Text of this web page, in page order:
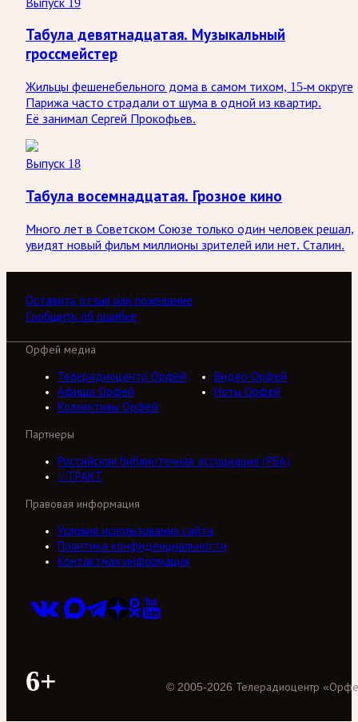
Табула девятнадцатая. Музыкальный
гроссмейстер
Жильцы фешенебельного дома в самом тихом, 15-м округе
Парижа часто страдали от шума в одной из квартир.
Её занимал Сергей Прокофьев.
Выпуск 18
Табула восемнадцатая. Грозное кино
Много лет в Советском Союзе только один человек решал,
увидят новый фильм миллионы зрителей или нет. Сталин.
Оставить отзыв или пожелание
Сообщить об ошибке
Орфей медиа
Телерадиоцентр Орфей
Видео Орфей
Афиша Орфей
Ноты Орфей
Коллективы Орфей
Партнеры
Российская библиотечная ассоциация (РБА)
///ТРАКТ
Правовая информация
Условия использования сайта
Политика конфиденциальности
Контактная информация
6+ © 2005-2026 Телерадиоцентр